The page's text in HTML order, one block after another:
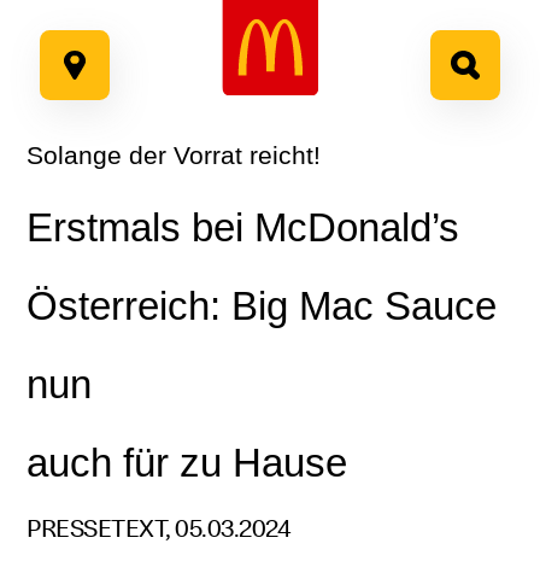
Inhalt
springen
Solange der Vorrat reicht!
Erstmals bei McDonald’s
Österreich: Big Mac Sauce
nun
auch für zu Hause
PRESSETEXT, 05.03.2024